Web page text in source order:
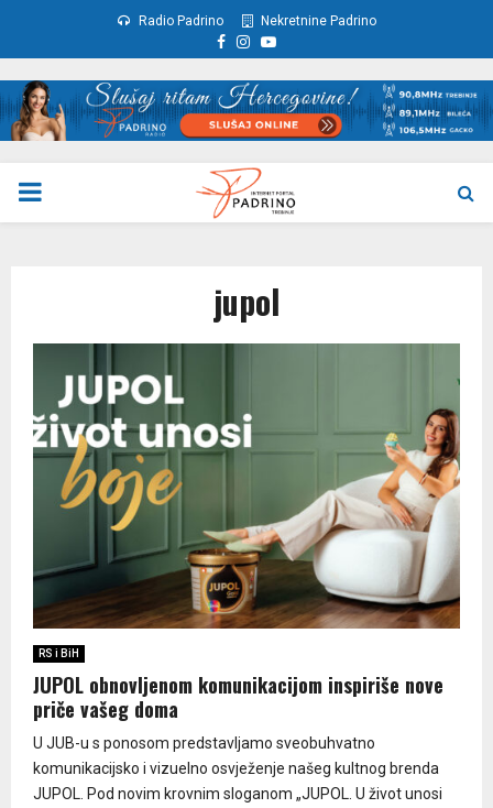
Radio Padrino Nekretnine Padrino
Facebook
Instagram
Youtube
PRIMARY
jupol
RS i BiH
JUPOL obnovljenom komunikacijom inspiriše nove
priče vašeg doma
U JUB-u s ponosom predstavljamo sveobuhvatno
komunikacijsko i vizuelno osvježenje našeg kultnog brenda
JUPOL. Pod novim krovnim sloganom „JUPOL. U život unosi